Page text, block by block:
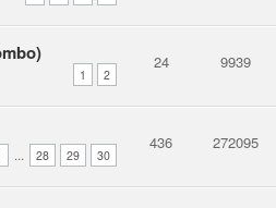
1 2
24 9939
... 28 29 30
436 272095